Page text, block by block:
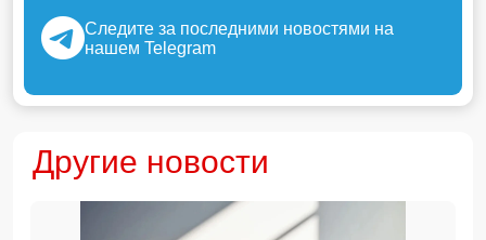
Следите за последними новостями на
нашем Telegram
Другие новости